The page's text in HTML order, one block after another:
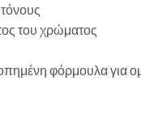
του χρώματος
φόρμουλα για